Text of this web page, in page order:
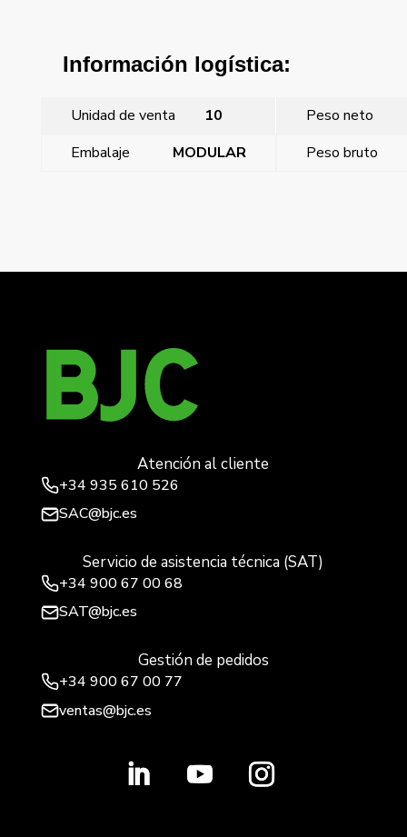
Información logística:
Unidad de venta 10
Peso neto
Embalaje
MODULAR Peso bruto
Atención al cliente
+34 935 610 526
SAC@bjc.es
Servicio de asistencia técnica (SAT)
+34 900 67 00 68
SAT@bjc.es
Gestión de pedidos
+34 900 67 00 77
ventas@bjc.es